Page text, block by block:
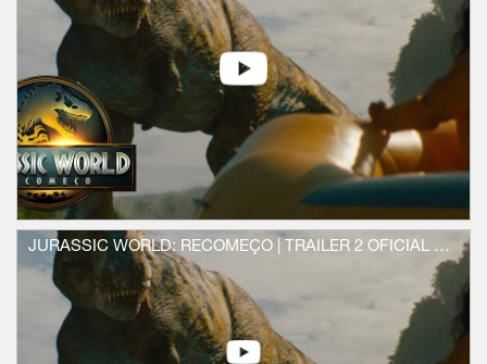
Garcia-Rulfo, Jurassic World: Recomeço foi
dirigido pelo cineasta de grande domínio
visual Gareth Edwards (Rogue One: Uma
História Star Wars) a partir do roteiro de
David Koepp, roteirista do Jurassic Park
original.
Cinco anos após os eventos de Jurassic
World: Domínio, a ecologia do planeta se
mostrou inóspita para os dinossauros, e os
sobreviventes habitam agora ambientes
equatoriais isolados com clima semelhante
ao que os viu prosperar no passado. As
três criaturas mais colossais desta biosfera
tropical detêm a chave de uma substância
capaz de trazer benefícios milagrosos para
a humanidade.
JURASSIC WORLD: RECOMEÇO | TRAILER 2 OFICIAL (UNIVERSAL STUDIOS) - HD